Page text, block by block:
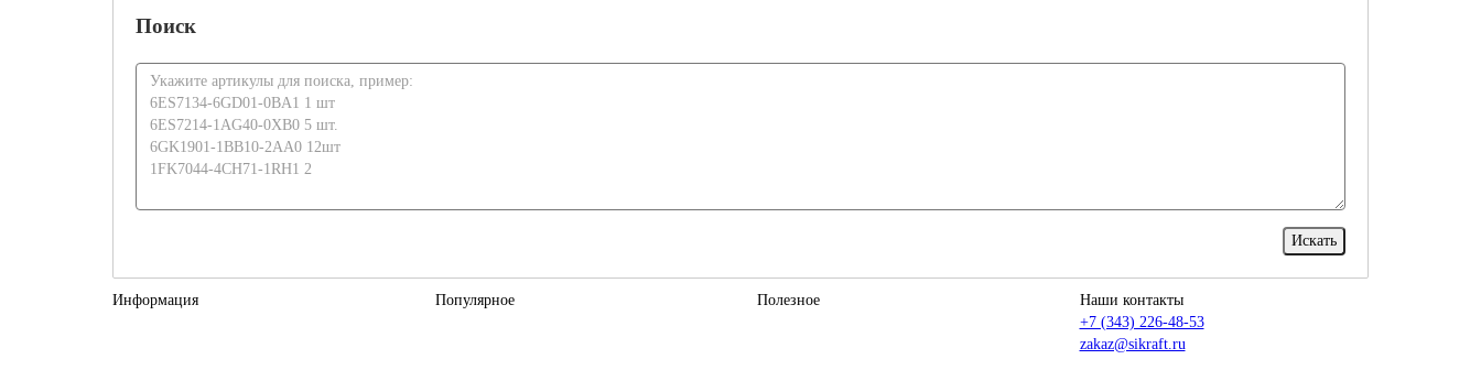
Поиск
Информация Популярное Полезное
Наши контакты
+7 (343) 226-48-53
zakaz@sikraft.ru